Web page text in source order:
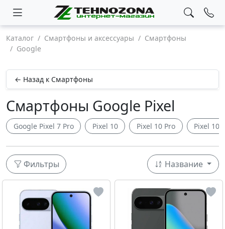
Каталог Смартфоны и аксессуары
Смартфоны
Google
← Назад к Смартфоны
Смартфоны Google Pixel
Google Pixel 7 Pro Pixel 10 Pixel 10 Pro Pixel 10
Фильтры Название